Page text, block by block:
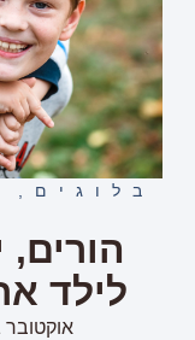
בלוגים
לילד
אוקטובר 21, 2021